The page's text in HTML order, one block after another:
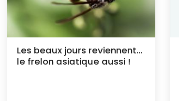
Les beaux jours reviennent…
le frelon asiatique aussi !